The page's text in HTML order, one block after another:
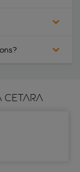
CETARA